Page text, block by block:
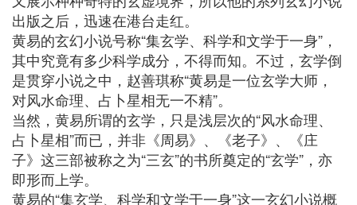
出版之后，迅速在港台走红。
黄易的玄幻小说号称“集玄学、科学和文学于一身”，
其中究竟有多少科学成分，不得而知。不过，玄学倒
是贯穿小说之中，赵善琪称“黄易是一位玄学大师，
对风水命理、占卜星相无一不精”。
当然，黄易所谓的玄学，只是浅层次的“风水命理、
占卜星相”而已，并非《周易》、《老子》、《庄
子》这三部被称之为“三玄”的书所奠定的“玄学”，亦
即形而上学。
黄易的“集玄学、科学和文学于一身”这一玄幻小说概